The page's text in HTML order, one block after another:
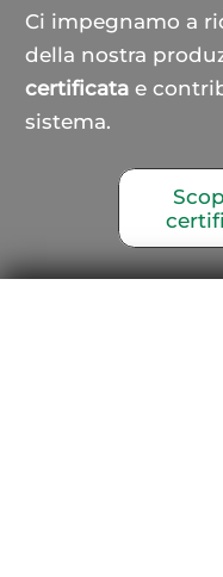
Ci impegnamo a
della nostra
certificata e
sistema.